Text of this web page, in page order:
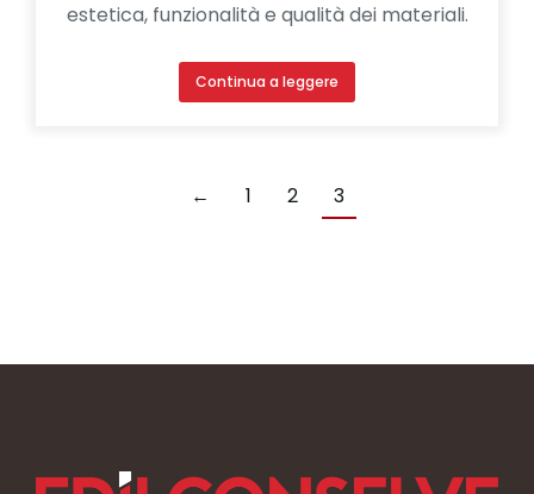
estetica, funzionalità e qualità dei materiali.
Continua a leggere
← 1 2 3